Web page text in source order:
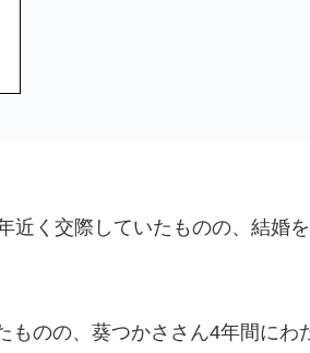
近く交際していたものの、結婚
ものの、葵つかささん4年間に